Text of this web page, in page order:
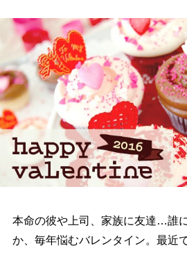
本命の彼や上司、家族に友達…誰
か、毎年悩むバレンタイン。最近